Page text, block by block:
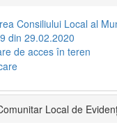
Consiliului Local al
din 29.02.2020
de acces în teren
Local de